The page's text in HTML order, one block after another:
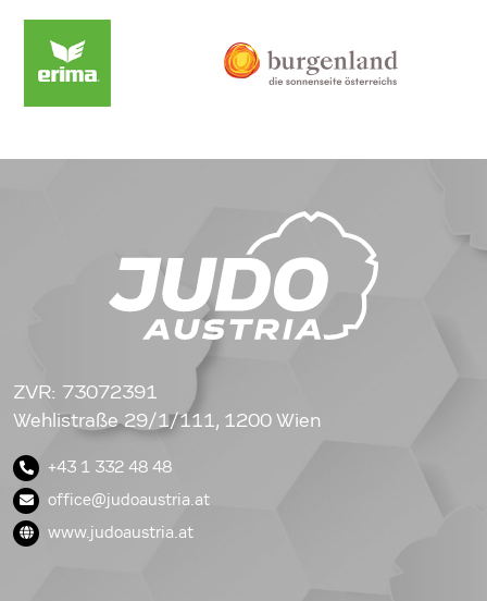
ZVR: 73072391
Wehlistraße 29/1/111, 1200 Wien
+43 1 332 48 48
office@judoaustria.at
www.judoaustria.at